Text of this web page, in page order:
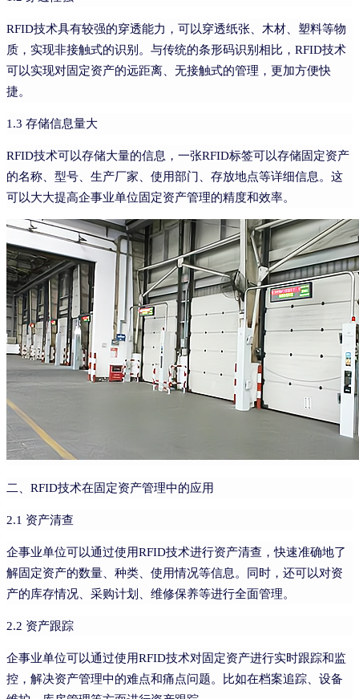
RFID技术具有较强的穿透能力，可以穿透纸张、木材、塑料等物
质，实现非接触式的识别。与传统的条形码识别相比，RFID技术
可以实现对固定资产的远距离、无接触式的管理，更加方便快
捷。
1.3 存储信息量大
RFID技术可以存储大量的信息，一张RFID标签可以存储固定资产
的名称、型号、生产厂家、使用部门、存放地点等详细信息。这
可以大大提高企事业单位固定资产管理的精度和效率。
二、RFID技术在固定资产管理中的应用
2.1 资产清查
企事业单位可以通过使用RFID技术进行资产清查，快速准确地了
解固定资产的数量、种类、使用情况等信息。同时，还可以对资
产的库存情况、采购计划、维修保养等进行全面管理。
2.2 资产跟踪
企事业单位可以通过使用RFID技术对固定资产进行实时跟踪和监
控，解决资产管理中的难点和痛点问题。比如在档案追踪、设备